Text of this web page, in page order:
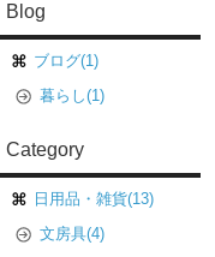
Blog
ブログ(1)
暮らし(1)
Category
日用品・雑貨(13)
文房具(4)